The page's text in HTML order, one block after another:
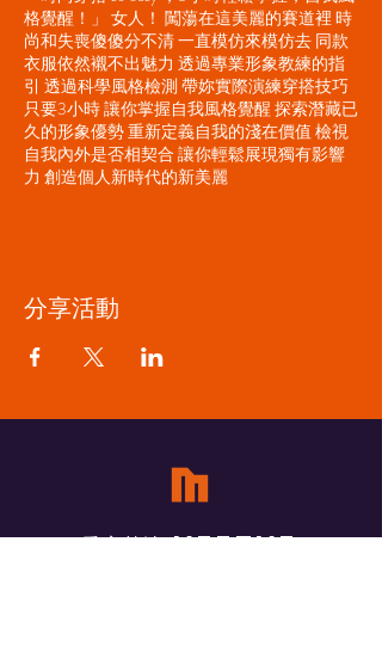
格覺醒！」 女人！ 闖蕩在這美麗的賽道裡 時
尚和失喪傻傻分不清 一直模仿來模仿去 同款
衣服依然襯不出魅力 透過專業形象教練的指
引 透過科學風格檢測 帶妳實際演練穿搭技巧
只要3小時 讓你掌握自我風格覺醒 探索潛藏已
久的形象優勢 重新定義自我的淺在價值 檢視
自我內外是否相契合 讓你輕鬆展現獨有影響
力 創造個人新時代的新美麗
分享活動
​覓蜜基地 Meetme